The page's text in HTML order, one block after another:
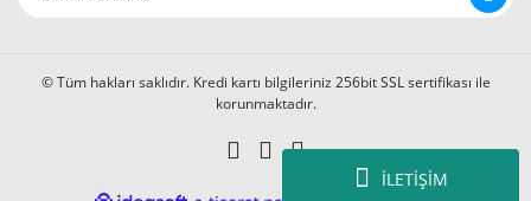
İLETİŞİM
© Tüm hakları saklıdır. Kredi kartı bilgileriniz 256bit SSL sertifikası ile
korunmaktadır.